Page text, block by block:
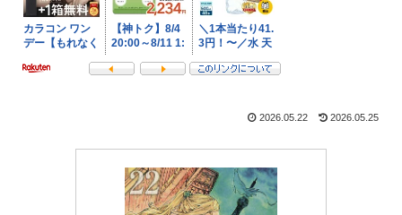
2026.05.22 2026.05.25